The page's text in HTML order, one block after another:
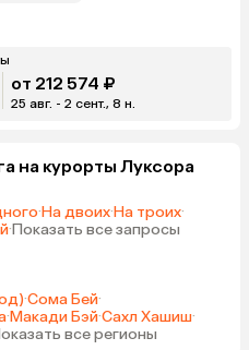
от 212 574 ₽
25 авг. - 2 сент., 8 н.
на курорты Луксора
·На двоих·На троих·
·Показать все запросы
·Сома Бей·
·Макади Бэй·Сахл Хашиш·
все регионы